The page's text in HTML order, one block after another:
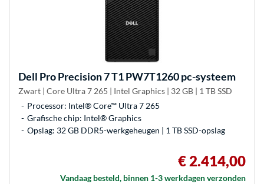
Dell Pro Precision 7 T1 PW7T1260 pc-systeem
Zwart | Core Ultra 7 265 | Intel Graphics | 32 GB | 1 TB SSD
Processor: Intel® Core™ Ultra 7 265
Grafische chip: Intel® Graphics
Opslag: 32 GB DDR5-werkgeheugen | 1 TB SSD-opslag
€ 2.414,00
Vandaag besteld, binnen 1-3 werkdagen verzonden